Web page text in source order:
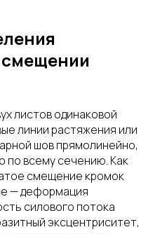
листов одинаковой
линии растяжения или
шов прямолинейно,
по всему сечению. Как
смещение кромок
— деформация
силового потока
эксцентриситет,